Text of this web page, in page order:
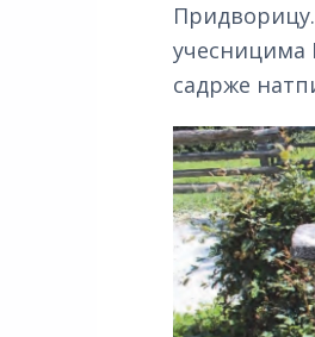
учесницима
садрже